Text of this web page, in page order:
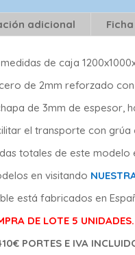
adicional
de caja
de 2mm reforzado
de 3mm de espesor,
el transporte con
totales de este modelo
en visitando
está fabricados en
DE LOTE 5
PORTES E IVA